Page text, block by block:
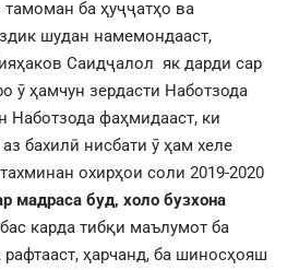
ба ҳуҷҷатҳо ва
шудан намемондааст,
Саидҷалол як дарди сар
ӯ ҳамчун зердасти Наботзода
Наботзода фаҳмидааст, ки
бахилӣ нисбати ӯ ҳам хеле
охирҳои соли 2019-2020
мадраса буд, холо бузхона
карда тибқи маълумот ба
ҳарчанд, ба шиносҳояш